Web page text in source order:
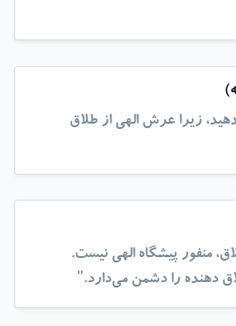
زیرا عرش الهی از طلاق
منفور پیشگاه الهی نیست.
دهنده را دشمن می‌دارد."